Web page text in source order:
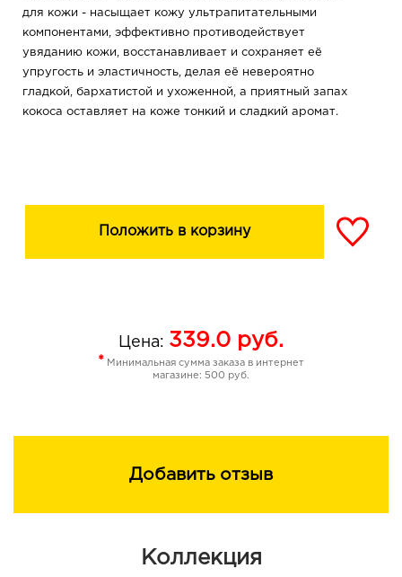
для кожи - насыщает кожу ультрапитательными
компонентами, эффективно противодействует
увяданию кожи, восстанавливает и сохраняет её
упругость и эластичность, делая её невероятно
гладкой, бархатистой и ухоженной, а приятный запах
кокоса оставляет на коже тонкий и сладкий аромат.
кожу и тонизирует её.
Аллантоин – спасатель для кожи – способствует
После применения крема не требуется
дополнительного использования уходовых средств для
Положить в корзину
Цена: 339.0 руб.
* Минимальная сумма заказа в интернет
магазине: 500 руб.
Добавить отзыв
Коллекция